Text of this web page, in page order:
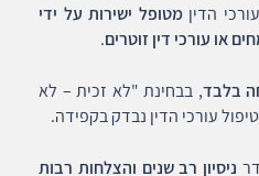
הדיןמטופל ישירות על ידי
או עורכי דין זוטרים.
בלבד, בבחינת "לא זכית – לא
עורכי הדין נבדק בקפידה.
ניסיון רב שנים והצלחות רבות